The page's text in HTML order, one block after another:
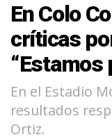
En Colo
críticas
“Estamos
En el Estadio
resultados
Ortiz.